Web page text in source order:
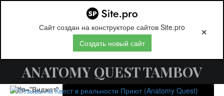
Сайт создан на конструкторе сайтов Site.pro
Создать новый сайт
ANATOMY QUEST TAMBOV
" title="Виджет"